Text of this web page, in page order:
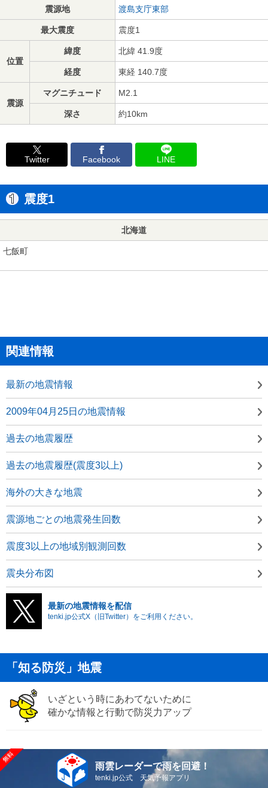
震源地 渡島支庁東部
最大震度 震度1
位置
緯度 北緯 41.9度
経度 東経 140.7度
震源
マグニチュード M2.1
深さ 約10km
Twitter Facebook LINE
震度1
北海道
七飯町
関連情報
最新の地震情報
2009年04月25日の地震情報
過去の地震履歴
過去の地震履歴(震度3以上)
海外の大きな地震
震源地ごとの地震発生回数
震度3以上の地域別観測回数
震央分布図
最新の地震情報を配信
tenki.jp公式X（旧Twitter）をご利用ください。
「知る防災」地震
いざという時にあわてないために
確かな情報と行動で防災力アップ
雨雲レーダーで雨を回避！
tenki.jp公式 天気予報アプリ